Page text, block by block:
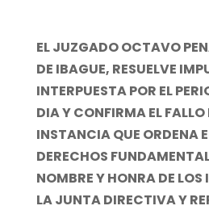
EL JUZGADO OCTAVO
DE IBAGUE, RESUELVE
INTERPUESTA POR EL
DIA Y CONFIRMA EL FALLO
INSTANCIA QUE ORDENA
DERECHOS
NOMBRE Y HONRA DE LOS
LA JUNTA DIRECTIVA Y